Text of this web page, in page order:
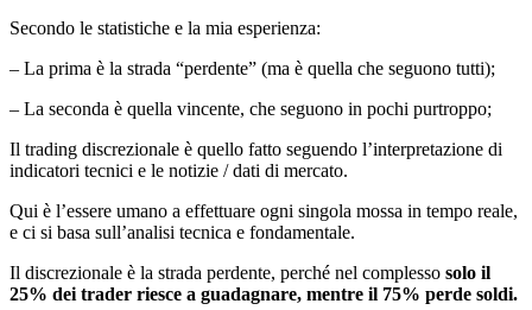
Secondo le statistiche e la mia esperienza:
– La prima è la strada “perdente” (ma è quella che seguono tutti);
– La seconda è quella vincente, che seguono in pochi purtroppo;
Il trading discrezionale è quello fatto seguendo l’interpretazione di
indicatori tecnici e le notizie / dati di mercato.
Qui è l’essere umano a effettuare ogni singola mossa in tempo reale,
e ci si basa sull’analisi tecnica e fondamentale.
Il discrezionale è la strada perdente, perché nel complesso solo il
25% dei trader riesce a guadagnare, mentre il 75% perde soldi.